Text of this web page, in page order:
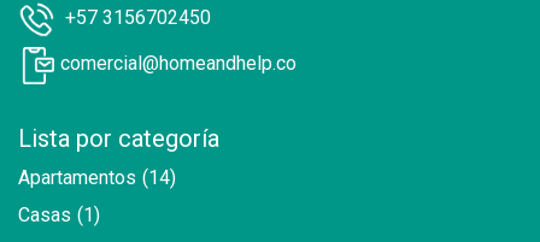
+57 3156702450
comercial@homeandhelp.co
Lista por categoría
Apartamentos (14)
Casas (1)